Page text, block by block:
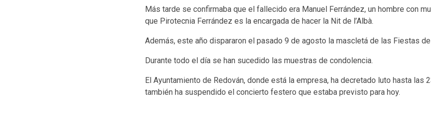
Más tarde se confirmaba que el fallecido era Manuel Ferrández, un hombre con
que Pirotecnia Ferrández es la encargada de hacer la Nit de l’Albà.
Además, este año dispararon el pasado 9 de agosto la mascletá de las Fiestas de
Durante todo el día se han sucedido las muestras de condolencia.
El Ayuntamiento de Redován, donde está la empresa, ha decretado luto hasta las
también ha suspendido el concierto festero que estaba previsto para hoy.